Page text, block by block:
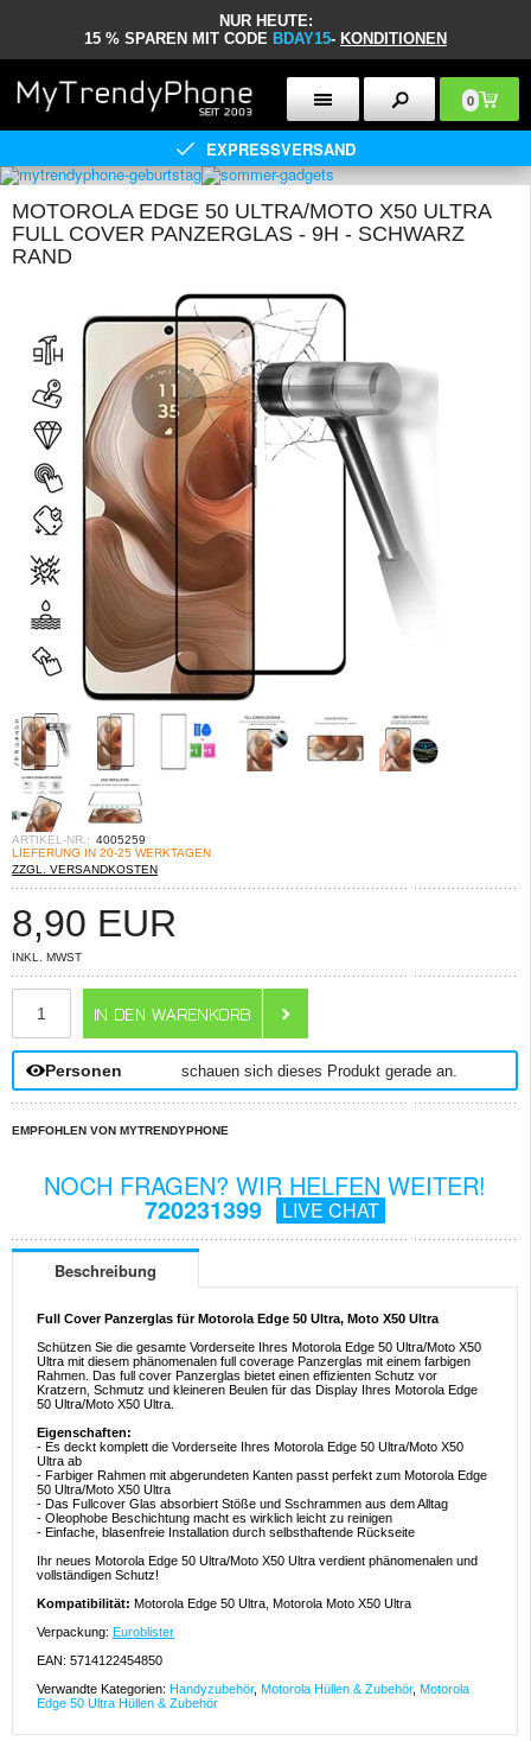
NUR HEUTE:
15 % SPAREN MIT CODE BDAY15- KONDITIONEN
0
EXPRESSVERSAND
MOTOROLA EDGE 50 ULTRA/MOTO X50 ULTRA
FULL COVER PANZERGLAS - 9H - SCHWARZ
RAND
ARTIKEL-NR.: 4005259
LIEFERUNG IN 20-25 WERKTAGEN
ZZGL. VERSANDKOSTEN
8,90 EUR
INKL. MWST
Personen schauen sich dieses Produkt gerade an.
EMPFOHLEN VON MYTRENDYPHONE
NOCH FRAGEN? WIR HELFEN WEITER!
720231399 LIVE CHAT
Beschreibung
Full Cover Panzerglas für Motorola Edge 50 Ultra, Moto X50 Ultra
Schützen Sie die gesamte Vorderseite Ihres Motorola Edge 50 Ultra/Moto X50
Ultra mit diesem phänomenalen full coverage Panzerglas mit einem farbigen
Rahmen. Das full cover Panzerglas bietet einen effizienten Schutz vor
Kratzern, Schmutz und kleineren Beulen für das Display Ihres Motorola Edge
50 Ultra/Moto X50 Ultra.
Eigenschaften:
- Es deckt komplett die Vorderseite Ihres Motorola Edge 50 Ultra/Moto X50
Ultra ab
- Farbiger Rahmen mit abgerundeten Kanten passt perfekt zum Motorola Edge
50 Ultra/Moto X50 Ultra
- Das Fullcover Glas absorbiert Stöße und Sschrammen aus dem Alltag
- Oleophobe Beschichtung macht es wirklich leicht zu reinigen
- Einfache, blasenfreie Installation durch selbsthaftende Rückseite
Ihr neues Motorola Edge 50 Ultra/Moto X50 Ultra verdient phänomenalen und
vollständigen Schutz!
Kompatibilität: Motorola Edge 50 Ultra, Motorola Moto X50 Ultra
Verpackung: Euroblister
EAN: 5714122454850
Verwandte Kategorien: Handyzubehör, Motorola Hüllen & Zubehör, Motorola
Edge 50 Ultra Hüllen & Zubehör